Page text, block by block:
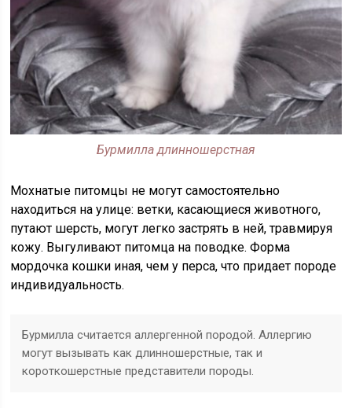
Бурмилла длинношерстная
Мохнатые питомцы не могут самостоятельно
находиться на улице: ветки, касающиеся животного,
путают шерсть, могут легко застрять в ней, травмируя
кожу. Выгуливают питомца на поводке. Форма
мордочка кошки иная, чем у перса, что придает породе
индивидуальность.
Бурмилла считается аллергенной породой. Аллергию
могут вызывать как длинношерстные, так и
короткошерстные представители породы.